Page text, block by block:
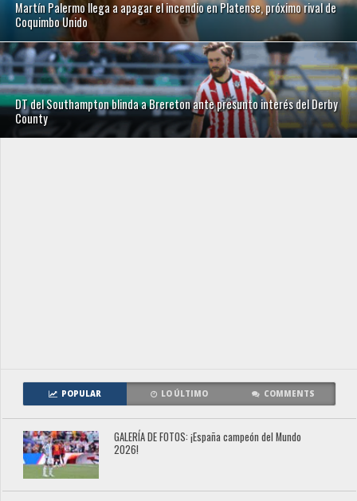
Martín Palermo llega a apagar el incendio en Platense, próximo rival de
Coquimbo Unido
DT del Southampton blinda a Brereton ante presunto interés del Derby
County
POPULAR LO ÚLTIMO COMMENTS
GALERÍA DE FOTOS: ¡España campeón del Mundo
2026!